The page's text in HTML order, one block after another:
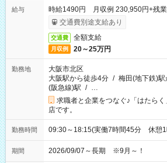
給与
時給1490円 月収例 230,950円+残
交通費別途支給あり
交通費 全額支給
月収例 20～25万円
勤務地
大阪市北区
大阪駅から徒歩4分 / 梅田(地下鉄)
(阪急線)駅 / …
求職者と企業をつなぐ♪「はたら
店です。
勤務時間 09:30～18:15(実働7時間45分 休憩
期間 2026/09/07～長期 ※9月～！